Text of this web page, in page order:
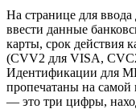
На странице для
ввести данные
карты, срок действия
(CVV2 для VISA,
Идентификации для
пропечатаны на самой
— это три цифры,